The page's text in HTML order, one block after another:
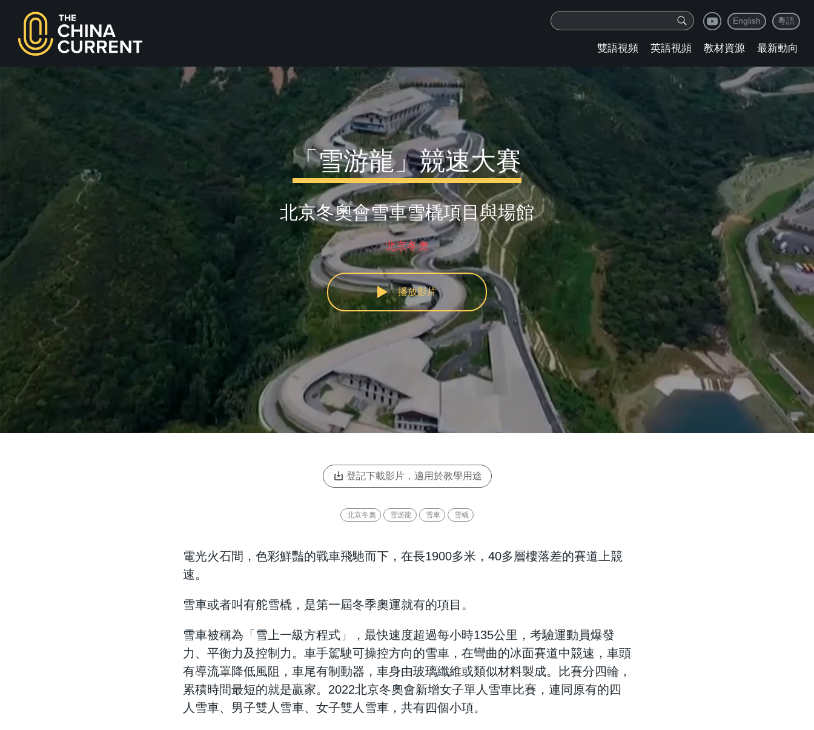
English 粵語
雙語視頻 英語視頻 教材資源 最新動向
「雪游龍」競速大賽
北京冬奧會雪車雪橇項目與場館
北京冬奧
播放影片
登記下載影片，適用於教學用途
北京冬奧 雪游龍 雪車 雪橇
電光火石間，色彩鮮豔的戰車飛馳而下，在長1900多米，40多層樓落差的賽道上競
速。
雪車或者叫有舵雪橇，是第一屆冬季奧運就有的項目。
雪車被稱為「雪上一級方程式」，最快速度超過每小時135公里，考驗運動員爆發
力、平衡力及控制力。車手駕駛可操控方向的雪車，在彎曲的冰面賽道中競速，車頭
有導流罩降低風阻，車尾有制動器，車身由玻璃纖維或類似材料製成。比賽分四輪，
累積時間最短的就是贏家。2022北京冬奧會新增女子單人雪車比賽，連同原有的四
人雪車、男子雙人雪車、女子雙人雪車，共有四個小項。